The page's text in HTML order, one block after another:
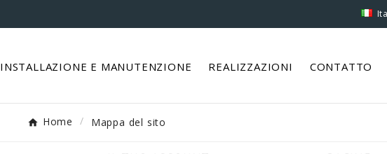
INSTALLAZIONE E MANUTENZIONE REALIZZAZIONI CONTATTO
Home Mappa del sito